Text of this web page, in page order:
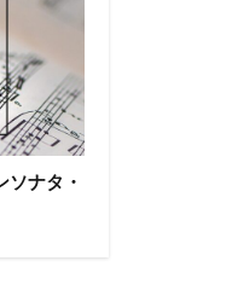
ナタ・